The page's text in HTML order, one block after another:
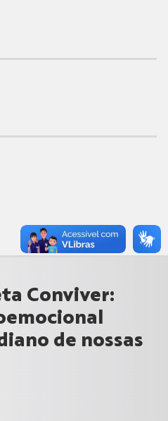
Conviver:
de nossas